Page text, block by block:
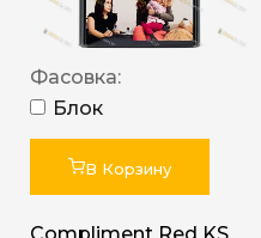
Фасовка:
Блок
В Корзину